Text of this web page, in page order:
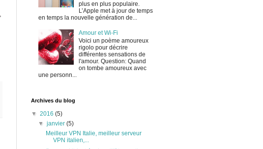
plus en plus populaire.
L’Apple met à jour de temps
en temps la nouvelle génération de...
Amour et Wi-Fi
Voici un poème amoureux
rigolo pour décrire
différentes sensations de
l'amour. Question: Quand
on tombe amoureux avec
une personn...
Archives du blog
▼ 2016 (5)
▼janvier(5)
Meilleur VPN Italie, meilleur serveur
VPN italien,...